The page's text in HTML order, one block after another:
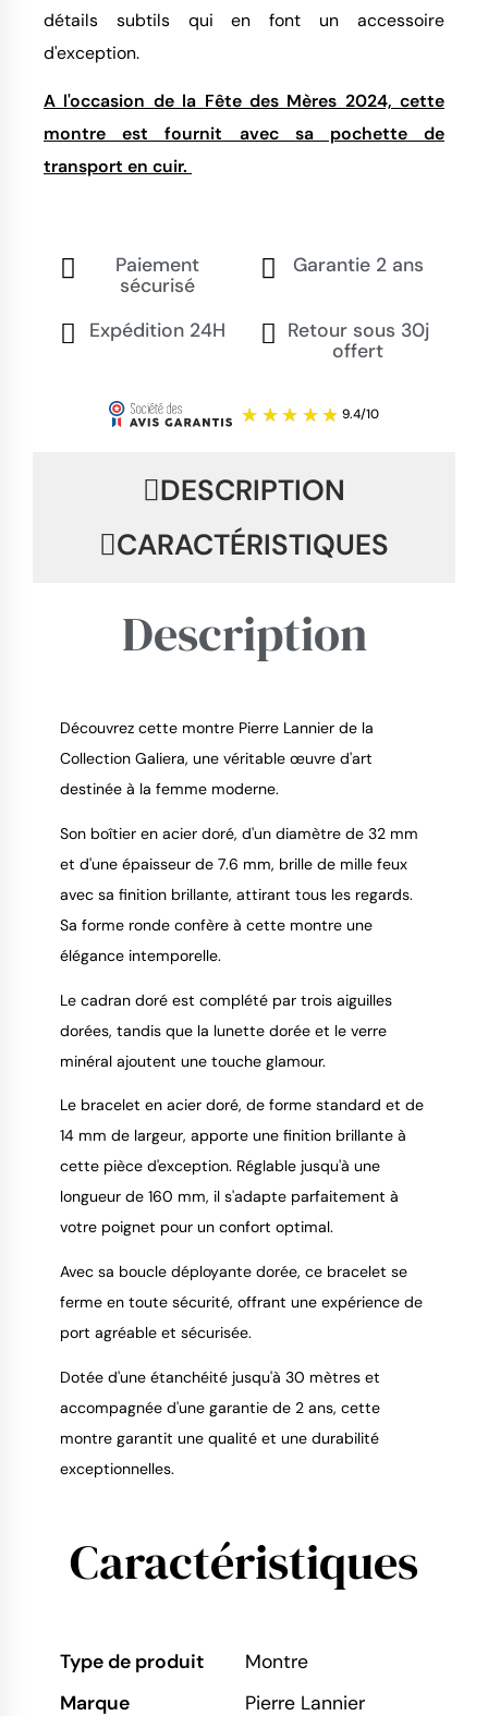
détails subtils qui en font un accessoire
d'exception.
A l'occasion de la Fête des Mères 2024, cette
montre est fournit avec sa pochette de
transport en cuir.
Paiement
sécurisé
Garantie 2 ans
Expédition 24H
Retour sous 30j
offert
DESCRIPTION
CARACTÉRISTIQUES
Description
Découvrez cette montre Pierre Lannier de la
Collection Galiera, une véritable œuvre d'art
destinée à la femme moderne.
Son boîtier en acier doré, d'un diamètre de 32 mm
et d'une épaisseur de 7.6 mm, brille de mille feux
avec sa finition brillante, attirant tous les regards.
Sa forme ronde confère à cette montre une
élégance intemporelle.
Le cadran doré est complété par trois aiguilles
dorées, tandis que la lunette dorée et le verre
minéral ajoutent une touche glamour.
Le bracelet en acier doré, de forme standard et de
14 mm de largeur, apporte une finition brillante à
cette pièce d'exception. Réglable jusqu'à une
longueur de 160 mm, il s'adapte parfaitement à
votre poignet pour un confort optimal.
Avec sa boucle déployante dorée, ce bracelet se
ferme en toute sécurité, offrant une expérience de
port agréable et sécurisée.
Dotée d'une étanchéité jusqu'à 30 mètres et
accompagnée d'une garantie de 2 ans, cette
montre garantit une qualité et une durabilité
exceptionnelles.
Caractéristiques
Type de produit
Montre
Marque
Pierre Lannier